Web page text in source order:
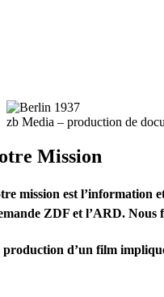
zb Media – production de
Mission
mission est l’information
ZDF et l’ARD. Nous
d’un film